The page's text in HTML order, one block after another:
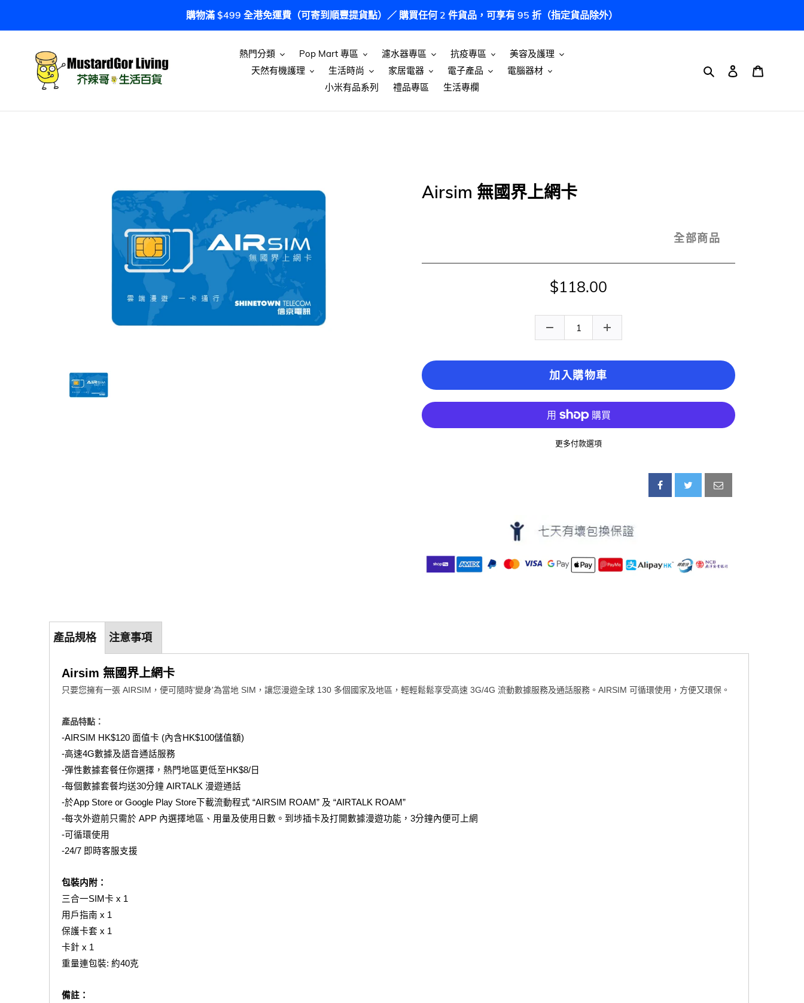
內
購物滿 $499 全港免運費（可寄到順豐提貨點）／ 購買任何 2 件貨品，可享有 95 折（指定貨品除外）
熱門分類 Pop Mart 專區 濾水器專區 抗疫專區
美容及護理
天然有機護理
生活時尚 家居電器 電子產品
電腦器材
小米有品系列
禮品專區 生活專欄
搜尋 登入
Airsim 無國界上網卡
全部商品
$118.00
加入購物車
更多付款選項
產品規格 注意事項
Airsim 無國界上網卡
只要您擁有一張 AIRSIM，便可隨時'變身'為當地 SIM，讓您漫遊全球 130 多個國家及地區，輕輕鬆鬆享受高速 3G/4G 流動數據服務及通話服務。AIRSIM 可循環使用，方便又環保。
產品特點：
-AIRSIM HK$120 面值卡 (內含HK$100儲值額)
-高速4G數據及語音通話服務
-彈性數據套餐任你選擇，熱門地區更低至HK$8/日
-每個數據套餐均送30分鐘 AIRTALK 漫遊通話
-於App Store or Google Play Store下載流動程式 “AIRSIM ROAM” 及 “AIRTALK ROAM”
-每次外遊前只需於 APP 內選擇地區、用量及使用日數。到埗插卡及打開數據漫遊功能，3分鐘內便可上網
-可循環使用
-24/7 即時客服支援
包裝内附：
三合一SIM卡 x 1
用戶指南 x 1
保護卡套 x 1
卡針 x 1
重量連包裝: 約40克
備註：